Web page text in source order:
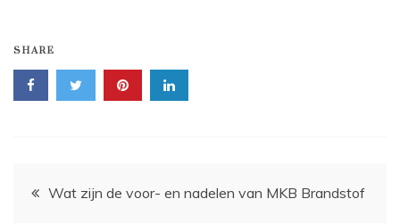
SHARE
Bericht
Wat zijn de voor- en nadelen van MKB Brandstof